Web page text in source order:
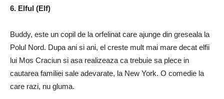
6. Elful (Elf)
Buddy, este un copil de la orfelinat care ajunge din greseala la
Polul Nord. Dupa ani si ani, el creste mult mai mare decat elfii
lui Mos Craciun si asa realizeaza ca trebuie sa plece in
cautarea familiei sale adevarate, la New York. O comedie la
care razi, nu gluma.